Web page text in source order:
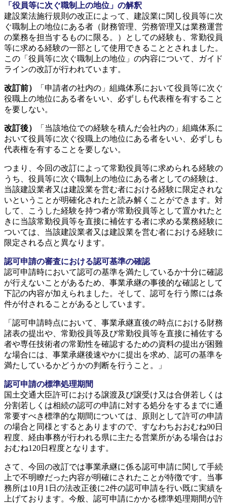
「役員等に次ぐ職制上の地位」の解釈
建設業法施行規則の改正によって、建設業に関し役員等に次
ぐ職制上の地位にある者（財務管理、労務管理又は業務運営
の業務を担当するものに限る。）としての経験も、常勤役員
等に求める経験の一部として使用できることとされました。
この「役員等に次ぐ職制上の地位」の内容について、ガイド
ラインの改訂が行われています。
改訂前）
「申請者の社内の」組織体系において役員等に次ぐ
役職上の地位にある者をいい、必ずしも代表権を有すること
を要しない。
改訂後）
「当該地位での経験を積んだ会社内の」組織体系に
おいて役員等に次ぐ役職上の地位にある者をいい、必ずしも
代表権を有することを要しない。
つまり、今回の改訂によって常勤役員等に求められる経験の
うち、役員等に次ぐ職制上の地位にある者としての経験は、
当該建設業者又は建設業を営む者における経験に限定されな
いということが明確化されたと読み解くことができます。対
して、こうした経験を持つ者が常勤役員等として置かれたと
きに当該常勤役員等を直接に補佐する者に求める業務経験に
ついては、当該建設業者又は建設業を営む者における経験に
限定される点と異なります。
認可申請の審査における認可基準の確認
認可申請時において認可の基準を満たしているか十分に確認
が行えないことがあるため、事業承継の事後的な確認として
下記の内容が加えられました。そして、認可を行う際には条
件が付されることがあるとしています。
「認可申請時点において、事業承継直後の時点における財務
諸表の提出や、常勤役員等及び常勤役員等を直接に補佐する
者や専任技術者の常勤性を確認するための資料の提出が困難
な場合には、事業承継後速やかに提出を求め、認可の基準を
満たしているかどうかの判断を行うこと。」
認可申請の標準処理期間
国土交通大臣許可における譲渡及び譲受け又は合併若しくは
分割若しくは相続の認可の申請に対する処分をするまでに通
常要すべき標準的な期間については、原則として許可の申請
の場合と同様とするとありますので、すなわちおおむね90日
程度、経由事務が行われる県に主たる営業所がある場合はお
おむね120日程度となります。
さて、今回の改訂では事業承継に係る認可申請に関して手続
上で不明瞭だった内容が明確にされたことが特徴です。当事
務所は10月1日の法改正後に2件の認可申請を行い既に実績を
上げております。今般、認可申請にかかる標準処理期間が許